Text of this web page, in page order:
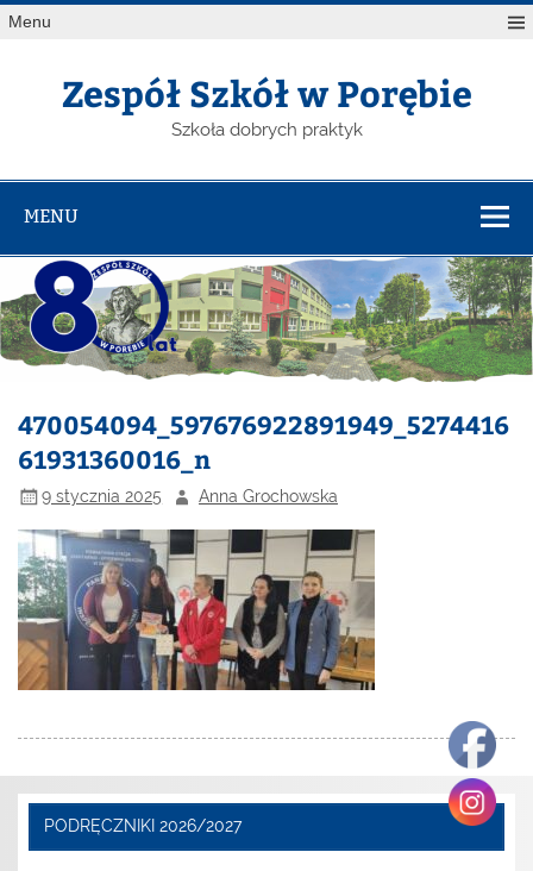
Menu
Zespół Szkół w Porębie
Szkoła dobrych praktyk
MENU
470054094_597676922891949_5274416
61931360016_n
9 stycznia 2025 Anna Grochowska
PODRĘCZNIKI 2026/2027